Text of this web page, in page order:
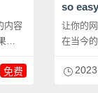
内容
免费
so easy
让你的
在当今